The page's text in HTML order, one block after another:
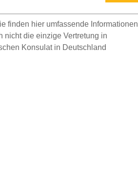
finden hier umfassende Informationen
nicht die einzige Vertretung in
Konsulat in Deutschland